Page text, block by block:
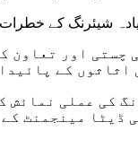
شیئرنگ کے خطرات
اور تعاون
کے
ڈیٹا مینجمنٹ